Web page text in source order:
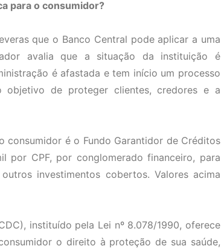
para o consumidor?
que o Banco Central pode aplicar a uma
avalia que a situação da instituição é
é afastada e tem início um processo
objetivo de proteger clientes, credores e a
consumidor é o Fundo Garantidor de Créditos
por CPF, por conglomerado financeiro, para
investimentos cobertos. Valores acima
instituído pela Lei nº 8.078/1990, oferece
o direito à proteção de sua saúde,